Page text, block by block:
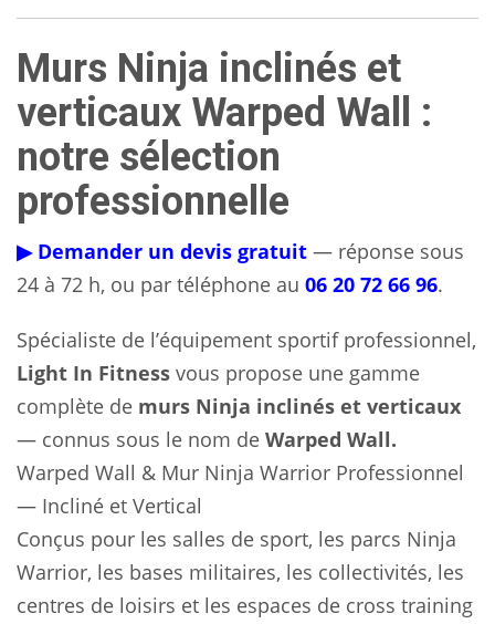
Murs Ninja inclinés et
verticaux Warped Wall :
notre sélection
professionnelle
▶ Demander un devis gratuit — réponse sous
24 à 72 h, ou par téléphone au 06 20 72 66 96.
Spécialiste de l’équipement sportif professionnel,
Light In Fitness vous propose une gamme
complète de murs Ninja inclinés et verticaux
— connus sous le nom de Warped Wall.
Warped Wall & Mur Ninja Warrior Professionnel
— Incliné et Vertical
Conçus pour les salles de sport, les parcs Ninja
Warrior, les bases militaires, les collectivités, les
centres de loisirs et les espaces de cross training